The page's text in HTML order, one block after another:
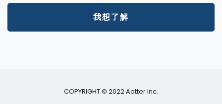
我想了解
COPYRIGHT © 2022 Aotter Inc.